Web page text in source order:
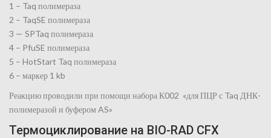
1 – Taq полимераза
2 – TaqSE полимераза
3 — SPTaq полимераза
4 – PfuSE полимераза
5 – HotStart Taq полимераза
6 – маркер 1 kb
Реакцию проводили при помощи набора К002 «для ПЦР с Taq ДНК-
полимеразой и буфером AS»
Термоциклирование на BIO-RAD CFX